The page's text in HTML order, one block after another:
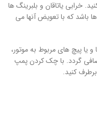
خرابی یاتاقان و بلبرینگ ها
باشد که با تعویض آنها می
پیچ های مربوط به موتور،
گردد. با چک کردن پمپ
کنید.